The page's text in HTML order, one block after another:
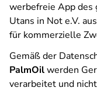
werbefreie App des
Utans in Not e.V.
für kommerzielle
Gemäß der
PalmOilwerden
verarbeitet und